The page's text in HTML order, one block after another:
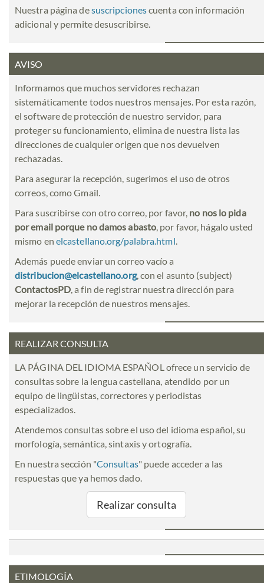
Nuestra página desuscripcionescuenta con información
adicional y permite desuscribirse.
AVISO
Informamos que muchos servidores rechazan
sistemáticamente todos nuestros mensajes. Por esta razón,
el software de protección de nuestro servidor, para
proteger su funcionamiento, elimina de nuestra lista las
direcciones de cualquier origen que nos devuelven
rechazadas.
Para asegurar la recepción, sugerimos el uso de otros
correos, como Gmail.
Para suscribirse con otro correo, por favor, no nos lo pida
por email porque no damos abasto, por favor, hágalo usted
mismo en elcastellano.org/palabra.html.
Además puede enviar un correo vacío a
distribucion@elcastellano.org, con el asunto (subject)
ContactosPD, a fin de registrar nuestra dirección para
mejorar la recepción de nuestros mensajes.
REALIZAR CONSULTA
LA PÁGINA DEL IDIOMA ESPAÑOL ofrece un servicio de
consultas sobre la lengua castellana, atendido por un
equipo de lingüistas, correctores y periodistas
especializados.
Atendemos consultas sobre el uso del idioma español, su
morfología, semántica, sintaxis y ortografía.
En nuestra sección "Consultas" puede acceder a las
respuestas que ya hemos dado.
Realizar consulta
ETIMOLOGÍA